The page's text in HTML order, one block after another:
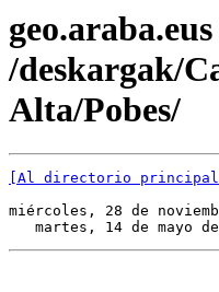
/deskargak/
Alta/Pobes/
[Al directorio principal]
miércoles, 28 de
martes, 14 de mayo